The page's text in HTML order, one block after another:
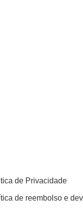
de Privacidade
de reembolso e